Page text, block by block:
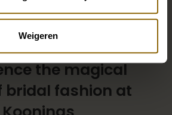
Weigeren
the magical
bridal fashion at